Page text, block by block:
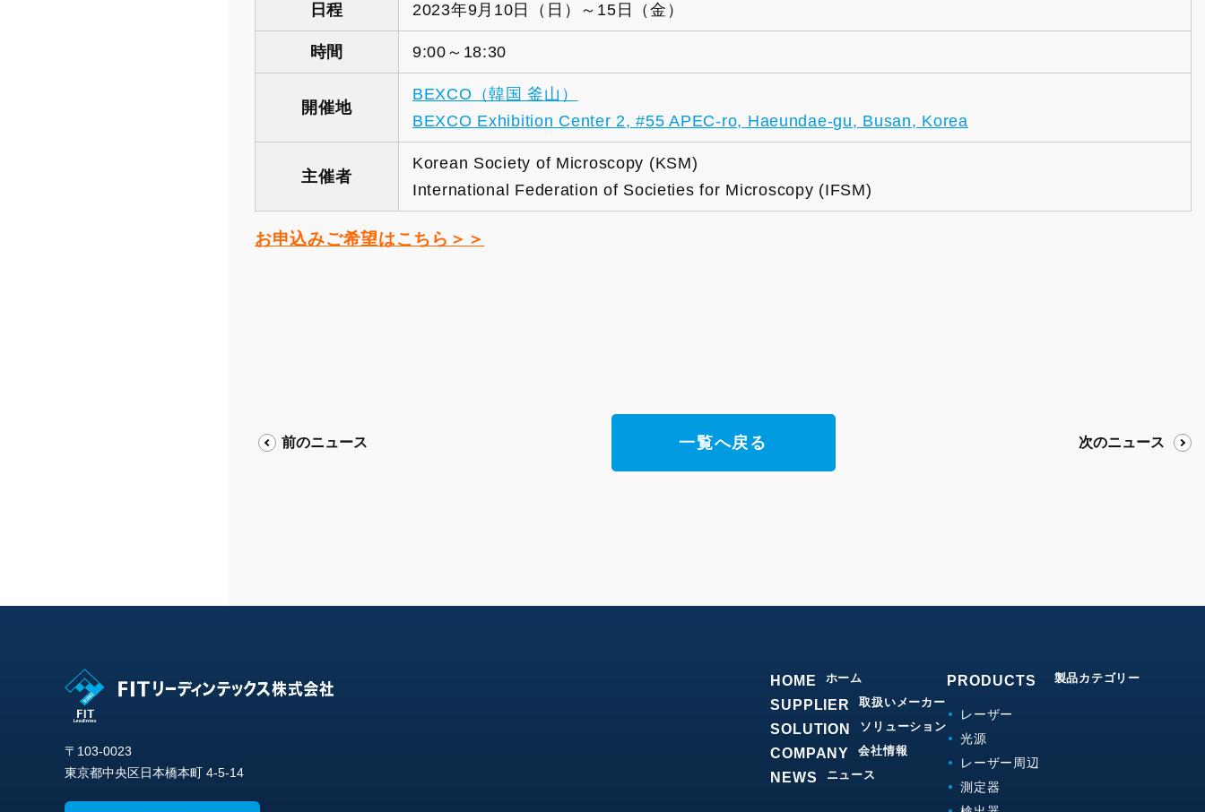
日程 2023年9月10日（日）～15日（金）
時間 9:00～18:30
開催地
BEXCO（韓国 釜山）
BEXCO Exhibition Center 2, #55 APEC-ro, Haeundae-gu, Busan, Korea
主催者
Korean Society of Microscopy (KSM)
International Federation of Societies for Microscopy (IFSM)
お申込みご希望はこちら＞＞
前のニュース 一覧へ戻る 次のニュース
〒103-0023
東京都中央区日本橋本町 4-5-14
HOME ホーム
SUPPLIER 取扱いメーカー
SOLUTION ソリューション
COMPANY 会社情報
NEWS ニュース
PRODUCTS 製品カテゴリー
レーザー
光源
レーザー周辺
測定器